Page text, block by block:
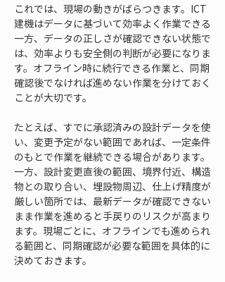
これでは、現場の動きがばらつきます。ICT
建機はデータに基づいて効率よく作業できる
一方、データの正しさが確認できない状態で
は、効率よりも安全側の判断が必要になりま
す。オフライン時に続行できる作業と、同期
確認後でなければ進めない作業を分けておく
ことが大切です。
たとえば、すでに承認済みの設計データを使
い、変更予定がない範囲であれば、一定条件
のもとで作業を継続できる場合があります。
一方、設計変更直後の範囲、境界付近、構造
物との取り合い、埋設物周辺、仕上げ精度が
厳しい箇所では、最新データが確認できない
まま作業を進めると手戻りのリスクが高まり
ます。現場ごとに、オフラインでも進められ
る範囲と、同期確認が必要な範囲を具体的に
決めておきます。